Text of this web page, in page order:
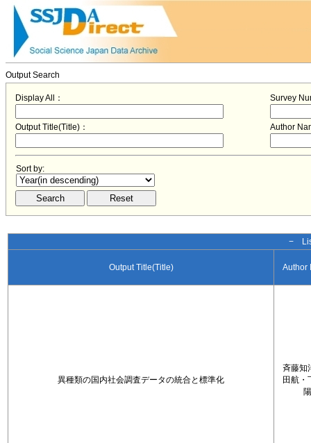
Output Search
Display All： Survey
Output Title(Title)： Author
Sort by:
−
Output Title(Title) Author
異種類の国内社会調査データの統合と標準化
斉藤知
田航・
陽